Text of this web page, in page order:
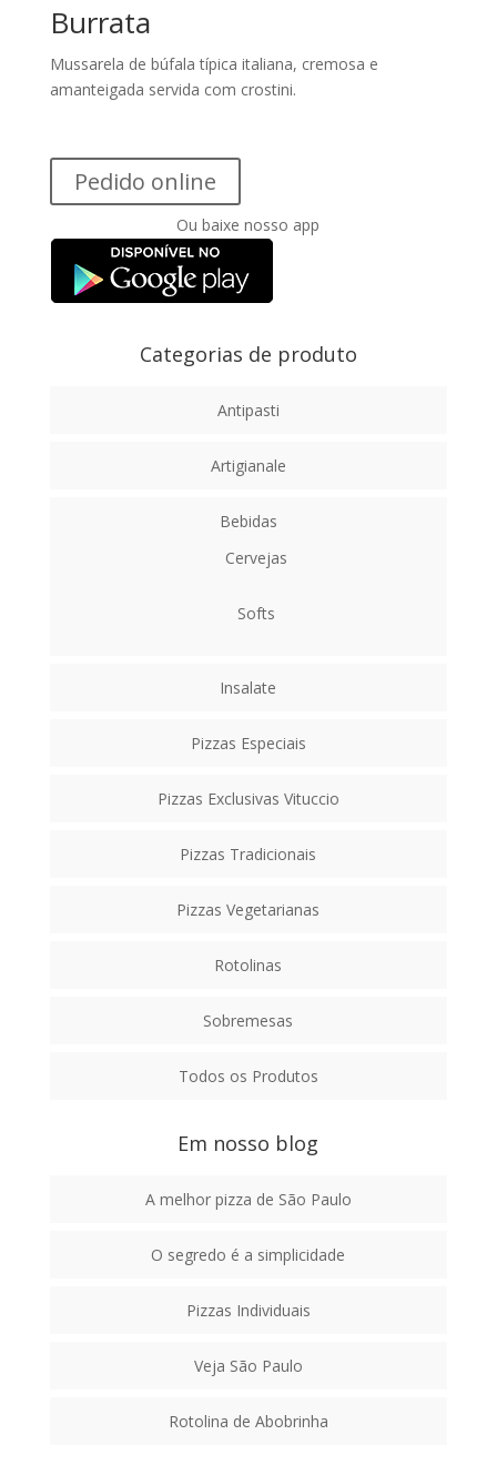
Burrata
Mussarela de búfala típica italiana, cremosa e
amanteigada servida com crostini.
Pedido online
Ou baixe nosso app
Categorias de produto
Antipasti
Artigianale
Bebidas
Cervejas
Softs
Insalate
Pizzas Especiais
Pizzas Exclusivas Vituccio
Pizzas Tradicionais
Pizzas Vegetarianas
Rotolinas
Sobremesas
Todos os Produtos
Em nosso blog
A melhor pizza de São Paulo
O segredo é a simplicidade
Pizzas Individuais
Veja São Paulo
Rotolina de Abobrinha